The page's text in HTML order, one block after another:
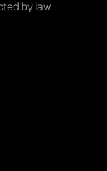
by law.